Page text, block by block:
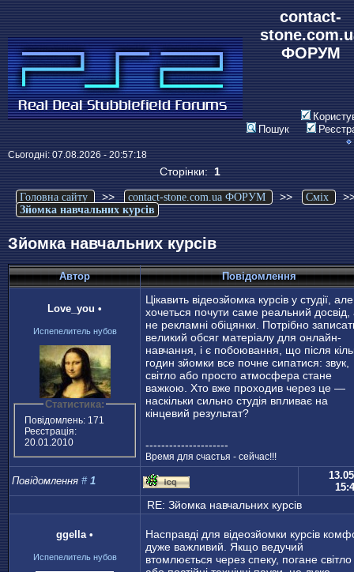
contact-
ФОРУМ
Пошук
Сьогодні: 07.08.2026 - 20:57:18
Сторінки:1
Головна сайту >> contact-stone.com.ua ФОРУМ >> Сміх
Зйомка навчальних курсів
Зйомка навчальних курсів
Автор Повідомлення
Love_you •
Испепелитель нубов
Статистика:
Повідомлень: 171
Реєстрація:
20.01.2010
Цікавить відеозйомка курсів у студії, але
хочеться почути саме реальний досвід,
не рекламні обіцянки. Потрібно
великий обсяг матеріалу для онлайн-
навчання, і є побоювання, що після
годин зйомки все почне сипатися: звук,
світло або просто атмосфера стане
важкою. Хто вже проходив через це —
наскільки сильно студія впливає на
кінцевий результат?
---------------------
Время для счастья - сейчас!!!
Повідомлення # 1
RE: Зйомка навчальних курсів
ggella •
Испепелитель нубов
Насправді для відеозйомки курсів
дуже важливий. Якщо ведучий
втомлюється через спеку, погане світло